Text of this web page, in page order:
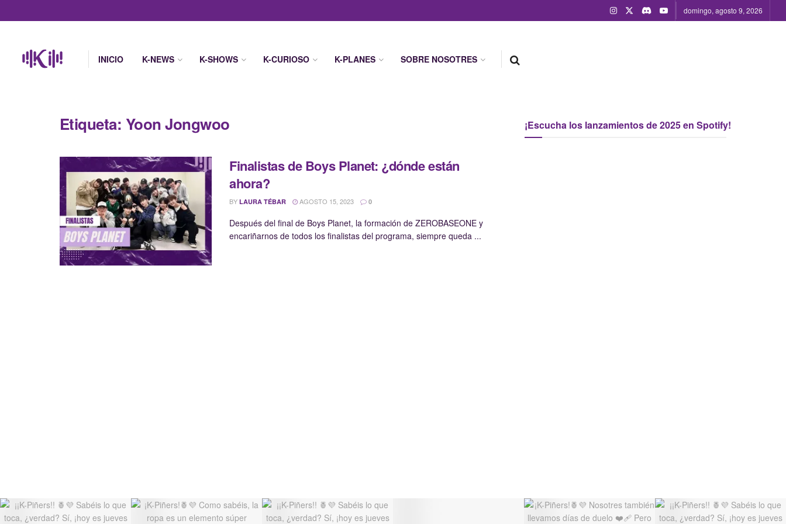
domingo, agosto 9, 2026
INICIO K-NEWS K-SHOWS K-CURIOSO K-PLANES SOBRE NOSOTRES
Etiqueta: Yoon Jongwoo
Finalistas de Boys Planet: ¿dónde están
ahora?
BY LAURA TÉBAR AGOSTO 15, 2023 0
Después del final de Boys Planet, la formación de ZEROBASEONE y
encariñarnos de todos los finalistas del programa, siempre queda ...
¡Escucha los lanzamientos de 2025 en Spotify!